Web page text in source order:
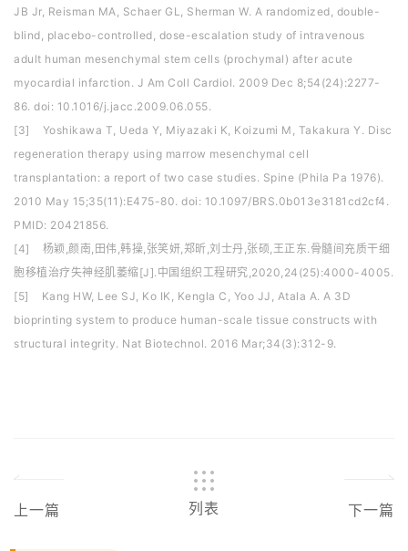
JB Jr, Reisman MA, Schaer GL, Sherman W. A randomized, double-
blind, placebo-controlled, dose-escalation study of intravenous
adult human mesenchymal stem cells (prochymal) after acute
myocardial infarction. J Am Coll Cardiol. 2009 Dec 8;54(24):2277-
86. doi: 10.1016/j.jacc.2009.06.055.
[3] Yoshikawa T, Ueda Y, Miyazaki K, Koizumi M, Takakura Y. Disc
regeneration therapy using marrow mesenchymal cell
transplantation: a report of two case studies. Spine (Phila Pa 1976).
2010 May 15;35(11):E475-80. doi: 10.1097/BRS.0b013e3181cd2cf4.
PMID: 20421856.
[4] 杨颖,颜南,田伟,韩操,张笑妍,郑昕,刘士丹,张硕,王正东.骨髓间充质干细
胞移植治疗失神经肌萎缩[J].中国组织工程研究,2020,24(25):4000-4005.
[5] Kang HW, Lee SJ, Ko IK, Kengla C, Yoo JJ, Atala A. A 3D
bioprinting system to produce human-scale tissue constructs with
structural integrity. Nat Biotechnol. 2016 Mar;34(3):312-9.
上一篇 列表 下一篇